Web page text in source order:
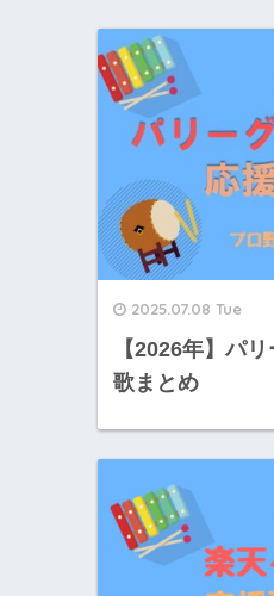
2025.07.08 Tue
【2026年】パ
歌まとめ